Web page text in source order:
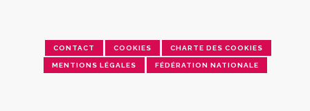
CONTACT COOKIES CHARTE DES COOKIES
MENTIONS LÉGALES FÉDÉRATION NATIONALE